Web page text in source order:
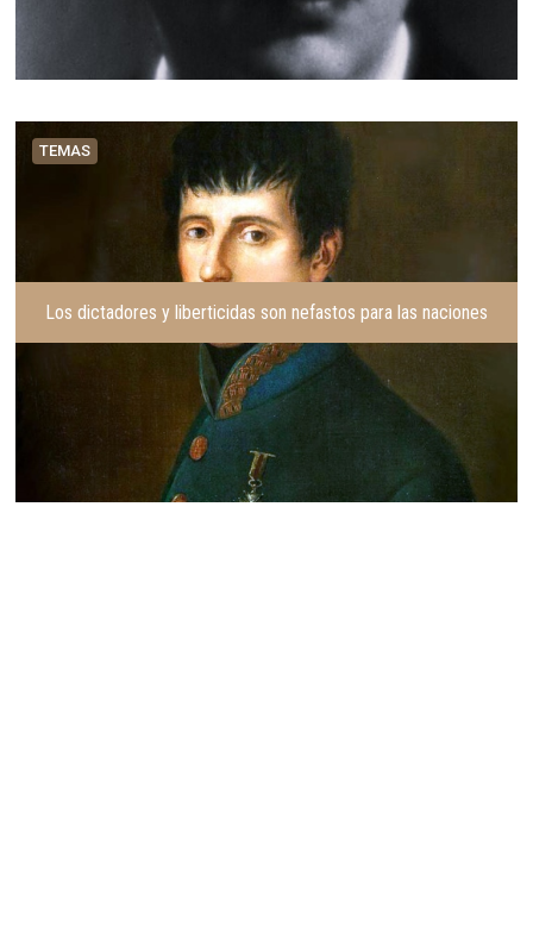
TEMAS
Los dictadores y liberticidas son nefastos para las naciones